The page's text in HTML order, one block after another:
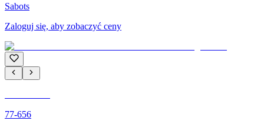
Sabots
Zaloguj się, aby zobaczyć ceny
77-656